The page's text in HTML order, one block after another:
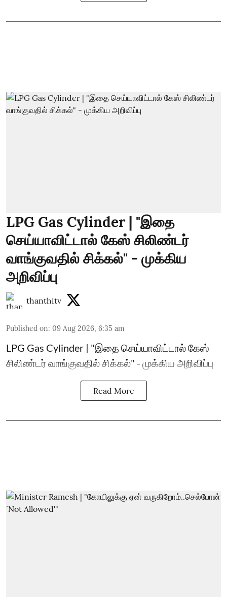
LPG Gas Cylinder | "இதை
செய்யாவிட்டால் கேஸ் சிலிண்டர்
வாங்குவதில் சிக்கல்" - முக்கிய
அறிவிப்பு
thanthitv
Published on: 09 Aug 2026, 6:35 am
LPG Gas Cylinder | "இதை செய்யாவிட்டால் கேஸ்
சிலிண்டர் வாங்குவதில் சிக்கல்" - முக்கிய அறிவிப்பு
Read More